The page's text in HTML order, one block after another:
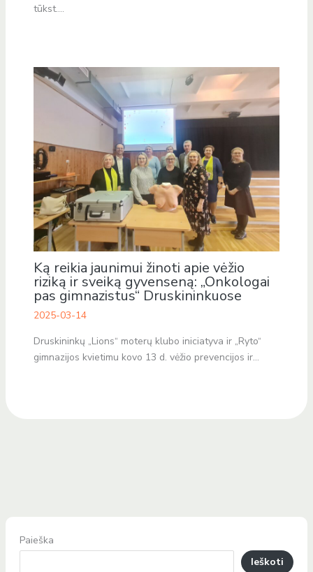
tūkst.…
Ką reikia jaunimui žinoti apie vėžio
riziką ir sveiką gyvenseną: „Onkologai
pas gimnazistus“ Druskininkuose
2025-03-14
Druskininkų „Lions“ moterų klubo iniciatyva ir „Ryto“
gimnazijos kvietimu kovo 13 d. vėžio prevencijos ir…
Paieška
Ieškoti